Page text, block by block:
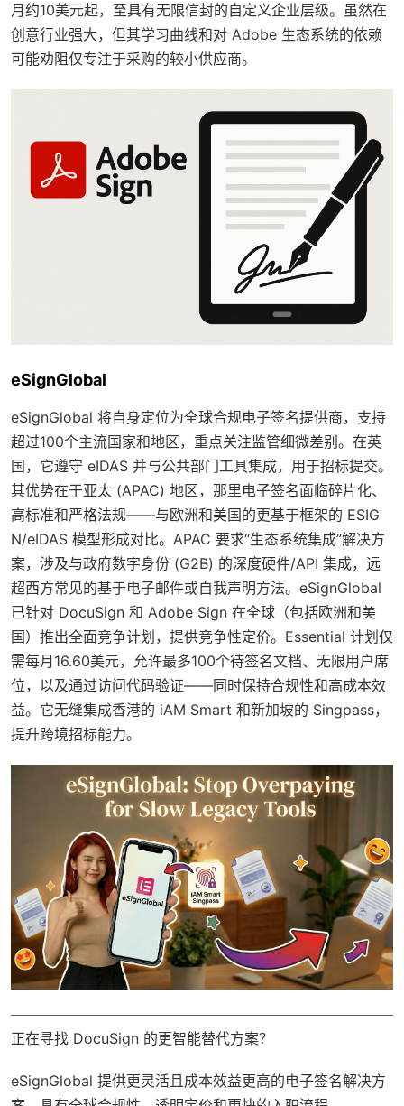
月约10美元起，至具有无限信封的自定义企业层级。虽然在
创意行业强大，但其学习曲线和对 Adobe 生态系统的依赖
可能劝阻仅专注于采购的较小供应商。
eSignGlobal
eSignGlobal 将自身定位为全球合规电子签名提供商，支持
超过100个主流国家和地区，重点关注监管细微差别。在英
国，它遵守 eIDAS 并与公共部门工具集成，用于招标提交。
其优势在于亚太 (APAC) 地区，那里电子签名面临碎片化、
高标准和严格法规——与欧洲和美国的更基于框架的 ESIG
N/eIDAS 模型形成对比。APAC 要求“生态系统集成”解决方
案，涉及与政府数字身份 (G2B) 的深度硬件/API 集成，远
超西方常见的基于电子邮件或自我声明方法。eSignGlobal
已针对 DocuSign 和 Adobe Sign 在全球（包括欧洲和美
国）推出全面竞争计划，提供竞争性定价。Essential 计划仅
需每月16.60美元，允许最多100个待签名文档、无限用户席
位，以及通过访问代码验证——同时保持合规性和高成本效
益。它无缝集成香港的 iAM Smart 和新加坡的 Singpass，
提升跨境招标能力。
正在寻找 DocuSign 的更智能替代方案？
eSignGlobal 提供更灵活且成本效益更高的电子签名解决方